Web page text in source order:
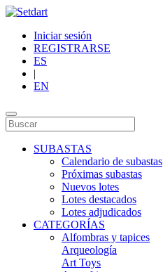
Iniciar sesión
REGISTRARSE
ES
|
EN
SUBASTAS
Calendario de subastas
Próximas subastas
Nuevos lotes
Lotes destacados
Lotes adjudicados
CATEGORÍAS
Alfombras y tapices
Arqueología
Art Toys